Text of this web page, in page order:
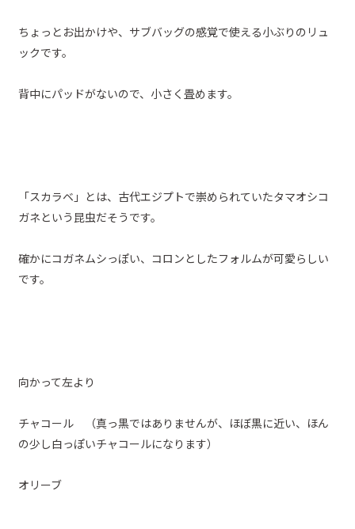
ちょっとお出かけや、サブバッグの感覚で使える小ぶりのリュ
ックです。
背中にパッドがないので、小さく畳めます。
「スカラベ」とは、古代エジプトで崇められていたタマオシコ
ガネという昆虫だそうです。
確かにコガネムシっぽい、コロンとしたフォルムが可愛らしい
です。
向かって左より
チャコール （真っ黒ではありませんが、ほぼ黒に近い、ほん
の少し白っぽいチャコールになります）
オリーブ